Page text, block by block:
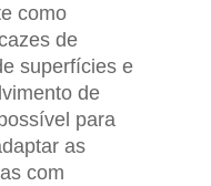
como
de
superfícies e
de
para
as
com